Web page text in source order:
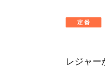
レジャー